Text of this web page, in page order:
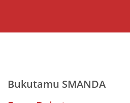
Bukutamu SMANDA